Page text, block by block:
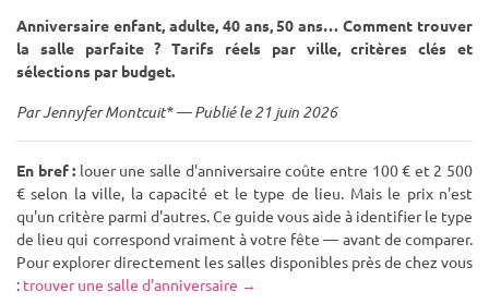
Anniversaire enfant, adulte, 40 ans, 50 ans… Comment trouver
la salle parfaite ? Tarifs réels par ville, critères clés et
sélections par budget.
Par Jennyfer Montcuit* — Publié le 21 juin 2026
En bref : louer une salle d'anniversaire coûte entre 100 € et 2 500
€ selon la ville, la capacité et le type de lieu. Mais le prix n'est
qu'un critère parmi d'autres. Ce guide vous aide à identifier le type
de lieu qui correspond vraiment à votre fête — avant de comparer.
Pour explorer directement les salles disponibles près de chez vous
: trouver une salle d'anniversaire →